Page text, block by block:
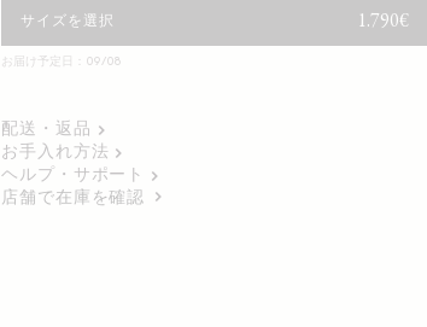
サイズを選択 通常価格
1.790€
お届け予定日：09/08
配送・返品
お手入れ方法
ヘルプ・サポート
店舗で在庫を確認